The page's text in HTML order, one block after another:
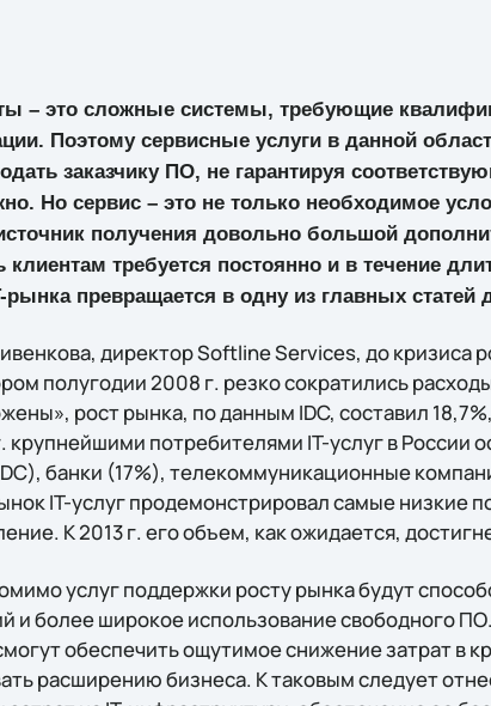
– это сложные системы, требующие
Поэтому сервисные услуги в данной
заказчику ПО, не гарантируя
Но сервис – это не только необходимое
получения довольно большой
требуется постоянно и в течение
превращается в одну из главных статей
директор Softline Services, до кризиса
полугодии 2008 г. резко сократились
рост рынка, по данным IDC, составил
потребителями IT-услуг в России
банки (17%), телекоммуникационные
IT-услуг продемонстрировал самые низкие
К 2013 г. его объем, как ожидается,
услуг поддержки росту рынка будут
и более широкое использование свободного
обеспечить ощутимое снижение затрат в
расширению бизнеса. К таковым следует